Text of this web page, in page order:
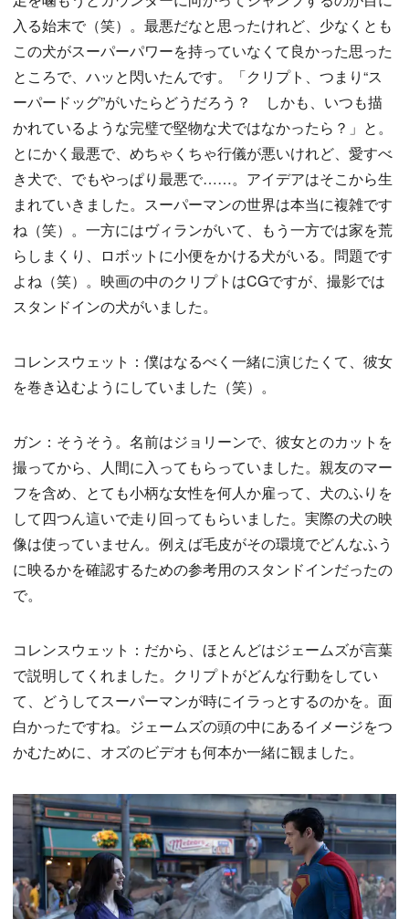
入る始末で（笑）。最悪だなと思ったけれど、少なくとも
この犬がスーパーパワーを持っていなくて良かった思った
ところで、ハッと閃いたんです。「クリプト、つまり“ス
ーパードッグ”がいたらどうだろう？ しかも、いつも描
かれているような完璧で堅物な犬ではなかったら？」と。
とにかく最悪で、めちゃくちゃ行儀が悪いけれど、愛すべ
き犬で、でもやっぱり最悪で……。アイデアはそこから生
まれていきました。スーパーマンの世界は本当に複雑です
ね（笑）。一方にはヴィランがいて、もう一方では家を荒
らしまくり、ロボットに小便をかける犬がいる。問題です
よね（笑）。映画の中のクリプトはCGですが、撮影では
スタンドインの犬がいました。
コレンスウェット：僕はなるべく一緒に演じたくて、彼女
を巻き込むようにしていました（笑）。
ガン：そうそう。名前はジョリーンで、彼女とのカットを
撮ってから、人間に入ってもらっていました。親友のマー
フを含め、とても小柄な女性を何人か雇って、犬のふりを
して四つん這いで走り回ってもらいました。実際の犬の映
像は使っていません。例えば毛皮がその環境でどんなふう
に映るかを確認するための参考用のスタンドインだったの
で。
コレンスウェット：だから、ほとんどはジェームズが言葉
で説明してくれました。クリプトがどんな行動をしてい
て、どうしてスーパーマンが時にイラっとするのかを。面
白かったですね。ジェームズの頭の中にあるイメージをつ
かむために、オズのビデオも何本か一緒に観ました。